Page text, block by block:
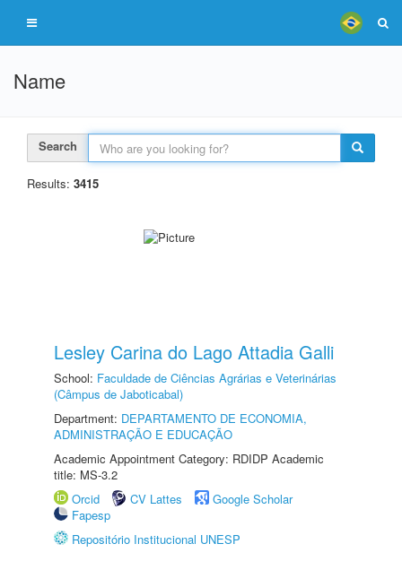
Name
Search
Results: 3415
Lesley Carina do Lago Attadia Galli
School: Faculdade de Ciências Agrárias e Veterinárias
(Câmpus de Jaboticabal)
Department: DEPARTAMENTO DE ECONOMIA,
ADMINISTRAÇÃO E EDUCAÇÃO
Academic Appointment Category: RDIDP Academic
title: MS-3.2
Orcid
CV Lattes
Google Scholar
Fapesp
Repositório Institucional UNESP